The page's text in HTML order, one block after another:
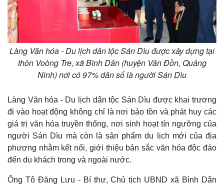
Thế giới
Quan sát
Cuộc sống đó đây
Hồ sơ
Multimedia
Video
Ảnh
E-Magazine
Infographic
Làng Văn hóa - Du lịch dân tộc Sán Dìu được xây dựng tại
thôn Voòng Tre, xã Bình Dân (huyện Vân Đồn, Quảng
Ninh) nơi có 97% dân số là người Sán Dìu
Làng Văn hóa - Du lịch dân tộc Sán Dìu được khai trương
đi vào hoạt động không chỉ là nơi bảo tồn và phát huy các
giá trị văn hóa truyền thống, nơi sinh hoạt tín ngưỡng của
người Sán Dìu mà còn là sản phẩm du lịch mới của địa
phương nhằm kết nối, giới thiệu bản sắc văn hóa độc đáo
đến du khách trong và ngoài nước.
Ông Tô Đăng Lưu - Bí thư, Chủ tịch UBND xã Bình Dân